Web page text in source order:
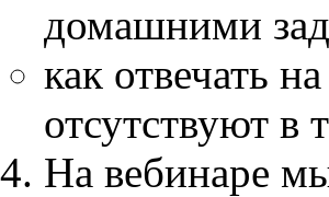
домашними
как отвечать
отсутствуют в
На вебинаре